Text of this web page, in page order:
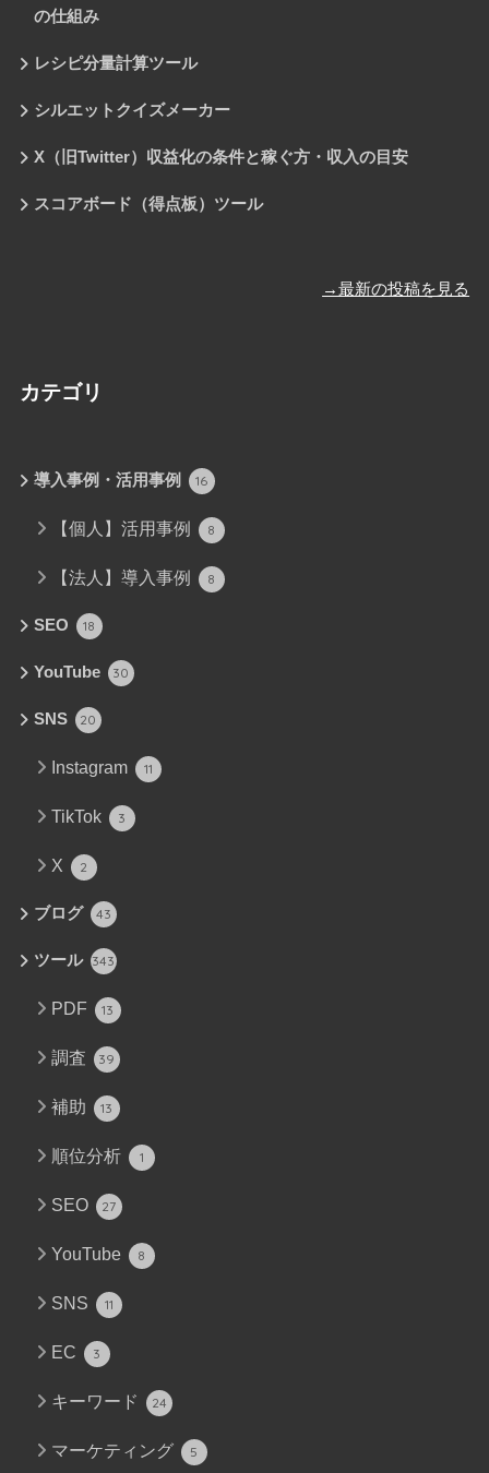
の仕組み
レシピ分量計算ツール
シルエットクイズメーカー
X（旧Twitter）収益化の条件と稼ぐ方・収入の目安
スコアボード（得点板）ツール
→最新の投稿を見る
カテゴリ
導入事例・活用事例 16
【個人】活用事例 8
【法人】導入事例 8
SEO 18
YouTube 30
SNS 20
Instagram 11
TikTok 3
X 2
ブログ 43
ツール 343
PDF 13
調査 39
補助 13
順位分析 1
SEO 27
YouTube 8
SNS 11
EC 3
キーワード 24
マーケティング 5